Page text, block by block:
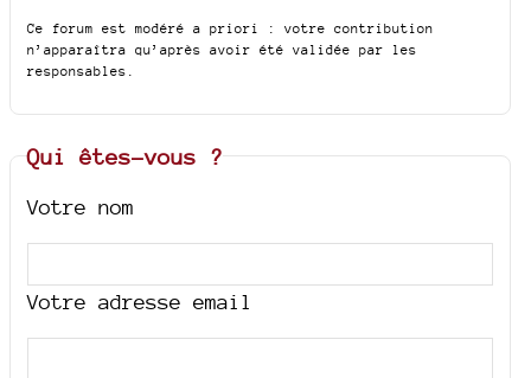
Ce forum est modéré a priori : votre contribution
n’apparaîtra qu’après avoir été validée par les
responsables.
Qui êtes-vous ?
Votre nom
Votre adresse email